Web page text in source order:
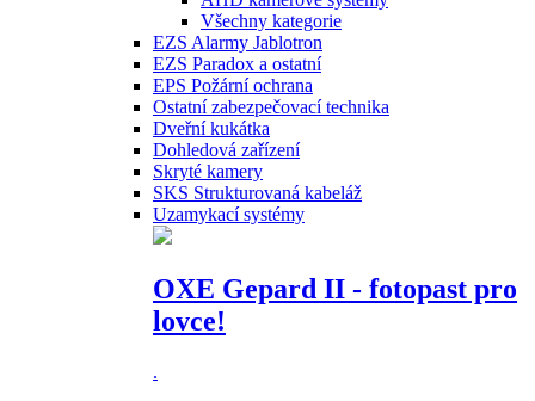
Všechny kategorie
EZS Alarmy Jablotron
EZS Paradox a ostatní
EPS Požární ochrana
Ostatní zabezpečovací technika
Dveřní kukátka
Dohledová zařízení
Skryté kamery
SKS Strukturovaná kabeláž
Uzamykací systémy
OXE Gepard II - fotopast pro
lovce!
.